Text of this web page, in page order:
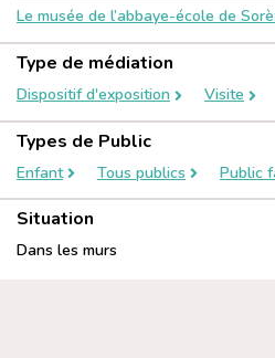
Le musée de l’abbaye-école de
Type de médiation
Dispositif d'exposition Visite
Types de Public
Enfant Tous publics Public
Situation
Dans les murs